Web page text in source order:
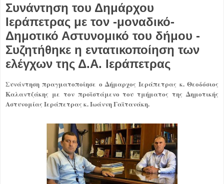
Συνάντηση του Δημάρχου
Ιεράπετρας με τον -μοναδικό-
Δημοτικό Αστυνομικό του δήμου -
Συζητήθηκε η εντατικοποίηση των
ελέγχων της Δ.Α. Ιεράπετρας
Συνάντηση πραγματοποίησε ο Δήμαρχος Ιεράπετρας κ. Θεοδόσιος
Καλαντζάκης με τον προϊστάμενο του τμήματος της Δημοτικής
Αστυνομίας Ιεράπετρας κ. Ιωάννη Γαϊτανάκη.